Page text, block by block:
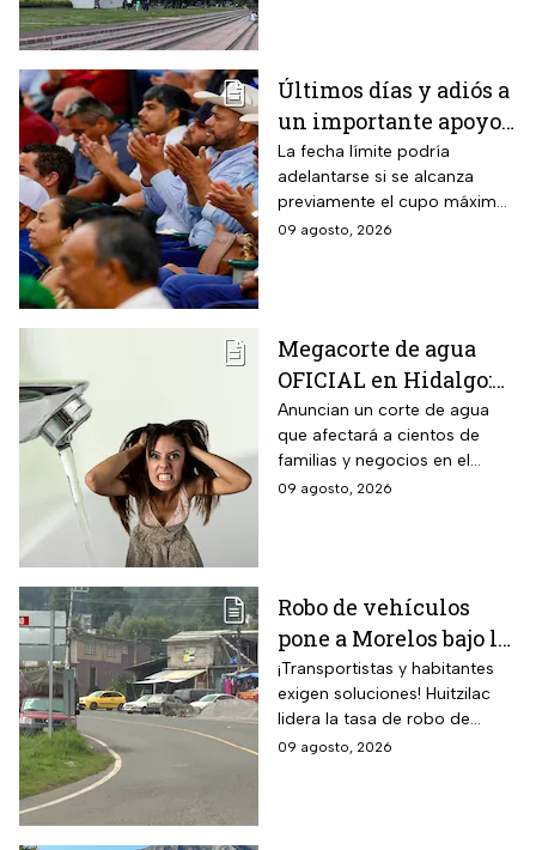
Últimos días y adiós a
un importante apoyo
en Sinaloa: hasta el 15
de agosto
permanecerá abierto
el registro para este
La fecha límite podría
adelantarse si se alcanza
previamente el cupo máximo
de productores establecido
09 agosto, 2026
Megacorte de agua
OFICIAL en Hidalgo:
Colonias se quedan
sin servicio del 11 al
14 de agosto
Anuncian un corte de agua
que afectará a cientos de
familias y negocios en el
municipio de Pachuca, a lo
09 agosto, 2026
Robo de vehículos
pone a Morelos bajo la
lupa: Huitzilac
registra la mayor tasa
del país
¡Transportistas y habitantes
exigen soluciones! Huitzilac
lidera la tasa de robo de
vehículos en México, con 78
09 agosto, 2026